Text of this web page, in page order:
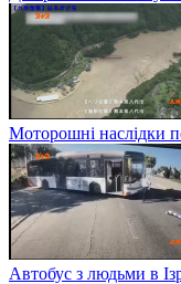
Моторошні наслідки
Автобус з людьми в